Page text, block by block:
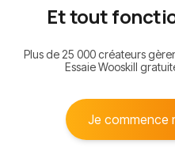
Et tout
Plus de 25 000 créateurs
Essaie Wooskill
Je commence